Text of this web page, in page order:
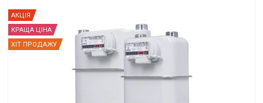
АКЦІЯ
КРАЩА ЦІНА
ХІТ ПРОДАЖУ